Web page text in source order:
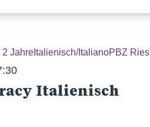
2 Jahre Italienisch/ItalianoPBZ
Italienisch